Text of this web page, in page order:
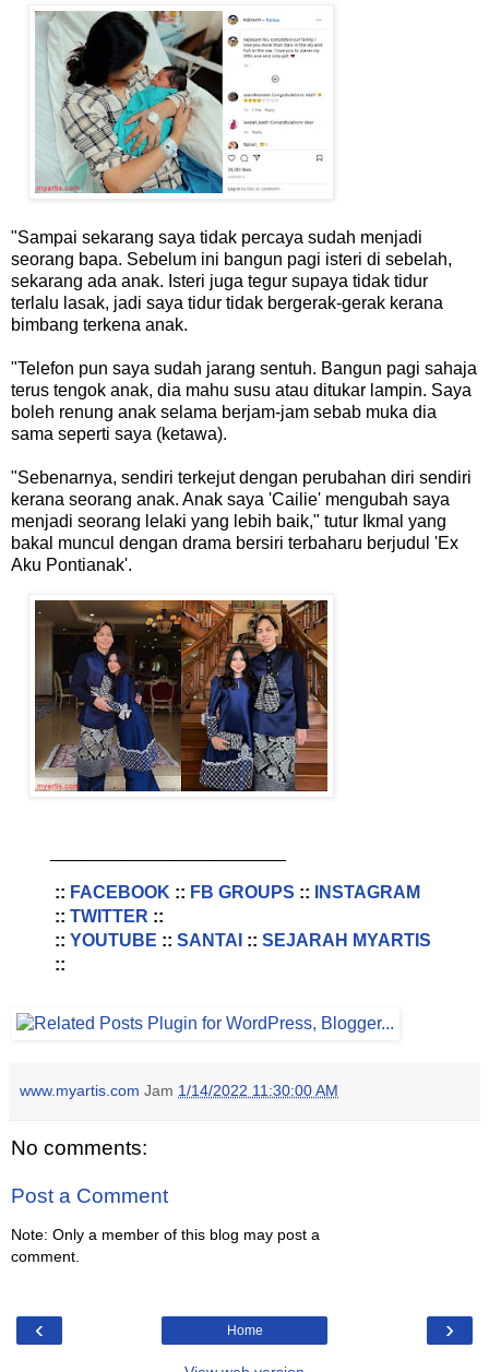
"Sampai sekarang saya tidak percaya sudah menjadi
seorang bapa. Sebelum ini bangun pagi isteri di sebelah,
sekarang ada anak. Isteri juga tegur supaya tidak tidur
terlalu lasak, jadi saya tidur tidak bergerak-gerak kerana
bimbang terkena anak.
"Telefon pun saya sudah jarang sentuh. Bangun pagi sahaja
terus tengok anak, dia mahu susu atau ditukar lampin. Saya
boleh renung anak selama berjam-jam sebab muka dia
sama seperti saya (ketawa).
"Sebenarnya, sendiri terkejut dengan perubahan diri sendiri
kerana seorang anak. Anak saya 'Cailie' mengubah saya
menjadi seorang lelaki yang lebih baik," tutur Ikmal yang
bakal muncul dengan drama bersiri terbaharu berjudul 'Ex
Aku Pontianak'.
:: FACEBOOK :: FB GROUPS ::
INSTAGRAM
:: TWITTER ::
:: YOUTUBE :: SANTAI :: SEJARAH MYARTIS
::
www.myartis.com Jam 1/14/2022 11:30:00 AM
No comments:
Post a Comment
Note: Only a member of this blog may post a
comment.
‹ ›
Home